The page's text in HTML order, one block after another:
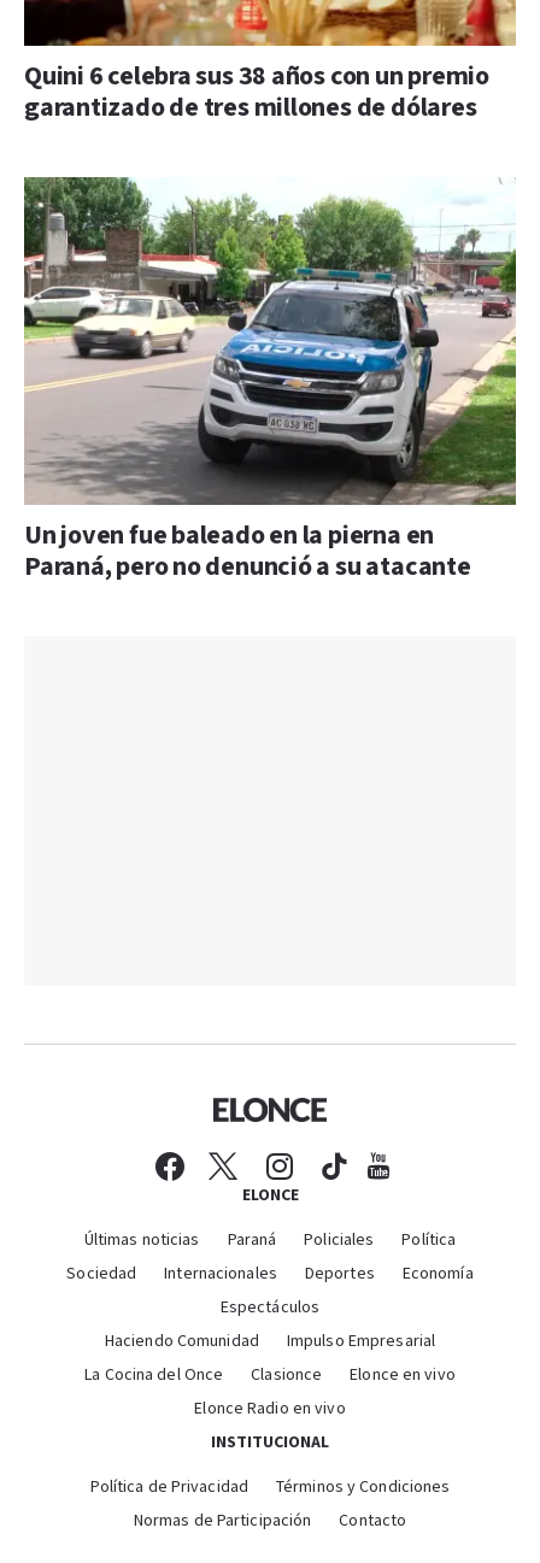
Quini 6 celebra sus 38 años con un premio
garantizado de tres millones de dólares
Un joven fue baleado en la pierna en
Paraná, pero no denunció a su atacante
ELONCE
Últimas noticias Paraná Policiales
Política
Sociedad
Internacionales Deportes
Economía
Espectáculos
Haciendo Comunidad
Impulso Empresarial
La Cocina del Once
Clasionce
Elonce en vivo
Elonce Radio en vivo
INSTITUCIONAL
Política de Privacidad
Términos y Condiciones
Normas de Participación
Contacto